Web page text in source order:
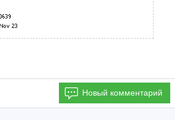
Новый комментарий